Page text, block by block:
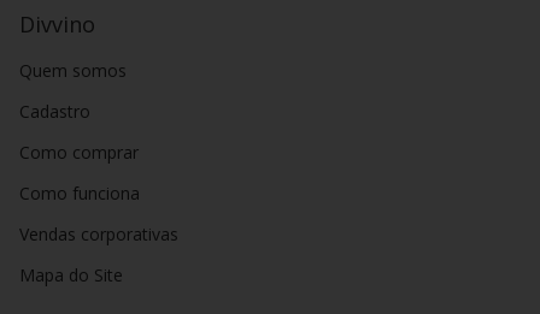
Divvino
Quem somos
Cadastro
Como comprar
Como funciona
Vendas corporativas
Mapa do Site